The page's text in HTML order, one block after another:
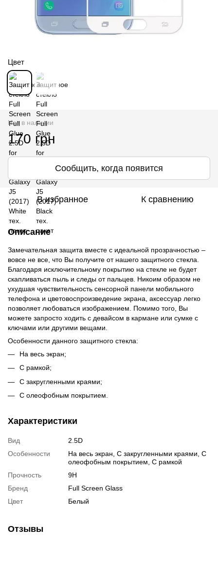
Цвет
Нет в наличии
170 грн
Сообщить, когда появится
В избранное К сравнению
Описание
Замечательная защита вместе с идеальной прозрачностью –
вовсе не все, что Вы получите от нашего защитного стекла.
Благодаря исключительному покрытию на стекле не будет
скапливаться пыль и следы от пальцев. Никоим образом не
ухудшая чувствительность сенсорной панели мобильного
телефона и цветовоспроизведение экрана, аксессуар легко
позволяет любоваться изображением. Помимо того, Вы
можете запросто ходить с девайсом в кармане или сумке с
ключами или другими вещами.
Особенности данного защитного стекла:
На весь экран;
С рамкой;
С закругленными краями;
С олеофобным покрытием.
Характеристики
Вид
2.5D
Особенности
На весь экран С закругленными краями С
олеофобным покрытием С рамкой
Прочность
9H
Бренд
Full Screen Glass
Цвет
Белый
Отзывы